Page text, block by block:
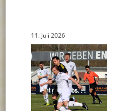
11. Juli 2026